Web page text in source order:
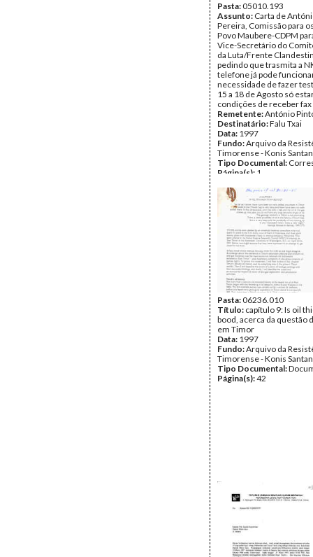
Pasta:05010.193
Assunto: Carta de
Pereira, Comissão para
Povo Maubere-CDPM
Vice-Secretário do
da Luta/Frente
pedindo que trasmita a
telefone já pode
necessidade de fazer
15 a 18 de Agosto só
condições de receber fax
Remetente:António
Destinatário:Falu Txai
Data: 1997
Fundo:Arquivo da
Timorense - Konis
Tipo Documental:
Página(s): 1
Pasta:06236.010
Título: capítulo 9: Is oil
bood, acerca da questão
em Timor
Data: 1997
Fundo:Arquivo da
Timorense - Konis
Tipo Documental:
Página(s):42